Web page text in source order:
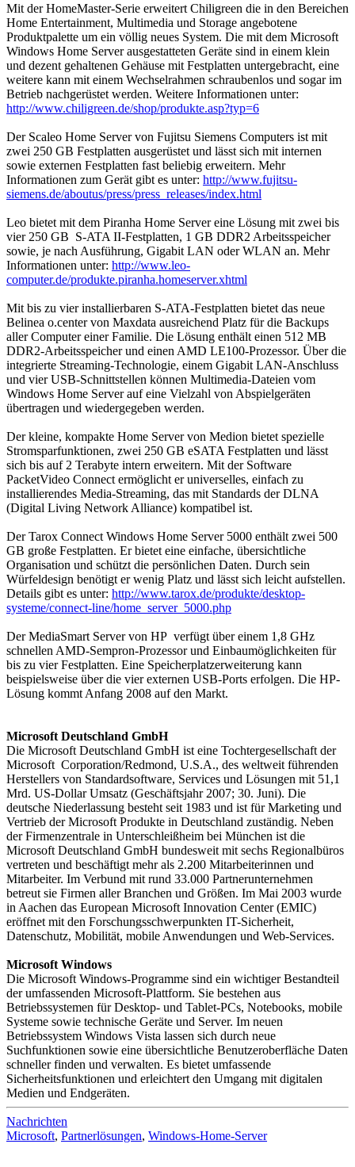
Mit der HomeMaster-Serie erweitert Chiligreen die in den Bereichen
Home Entertainment, Multimedia und Storage angebotene
Produktpalette um ein völlig neues System. Die mit dem Microsoft
Windows Home Server ausgestatteten Geräte sind in einem klein
und dezent gehaltenen Gehäuse mit Festplatten untergebracht, eine
weitere kann mit einem Wechselrahmen schraubenlos und sogar im
Betrieb nachgerüstet werden. Weitere Informationen unter:
http://www.chiligreen.de/shop/produkte.asp?typ=6
Der Scaleo Home Server von Fujitsu Siemens Computers ist mit
zwei 250 GB Festplatten ausgerüstet und lässt sich mit internen
sowie externen Festplatten fast beliebig erweitern. Mehr
Informationen zum Gerät gibt es unter: http://www.fujitsu-
siemens.de/aboutus/press/press_releases/index.html
Leo bietet mit dem Piranha Home Server eine Lösung mit zwei bis
vier 250 GB S-ATA II-Festplatten, 1 GB DDR2 Arbeitsspeicher
sowie, je nach Ausführung, Gigabit LAN oder WLAN an. Mehr
Informationen unter: http://www.leo-
computer.de/produkte.piranha.homeserver.xhtml
Mit bis zu vier installierbaren S-ATA-Festplatten bietet das neue
Belinea o.center von Maxdata ausreichend Platz für die Backups
aller Computer einer Familie. Die Lösung enthält einen 512 MB
DDR2-Arbeitsspeicher und einen AMD LE100-Prozessor. Über die
integrierte Streaming-Technologie, einem Gigabit LAN-Anschluss
und vier USB-Schnittstellen können Multimedia-Dateien vom
Windows Home Server auf eine Vielzahl von Abspielgeräten
übertragen und wiedergegeben werden.
Der kleine, kompakte Home Server von Medion bietet spezielle
Stromsparfunktionen, zwei 250 GB eSATA Festplatten und lässt
sich bis auf 2 Terabyte intern erweitern. Mit der Software
PacketVideo Connect ermöglicht er universelles, einfach zu
installierendes Media-Streaming, das mit Standards der DLNA
(Digital Living Network Alliance) kompatibel ist.
Der Tarox Connect Windows Home Server 5000 enthält zwei 500
GB große Festplatten. Er bietet eine einfache, übersichtliche
Organisation und schützt die persönlichen Daten. Durch sein
Würfeldesign benötigt er wenig Platz und lässt sich leicht aufstellen.
Details gibt es unter: http://www.tarox.de/produkte/desktop-
systeme/connect-line/home_server_5000.php
Der MediaSmart Server von HP verfügt über einem 1,8 GHz
schnellen AMD-Sempron-Prozessor und Einbaumöglichkeiten für
bis zu vier Festplatten. Eine Speicherplatzerweiterung kann
beispielsweise über die vier externen USB-Ports erfolgen. Die HP-
Lösung kommt Anfang 2008 auf den Markt.
Microsoft Deutschland GmbH
Die Microsoft Deutschland GmbH ist eine Tochtergesellschaft der
Microsoft Corporation/Redmond, U.S.A., des weltweit führenden
Herstellers von Standardsoftware, Services und Lösungen mit 51,1
Mrd. US-Dollar Umsatz (Geschäftsjahr 2007; 30. Juni). Die
deutsche Niederlassung besteht seit 1983 und ist für Marketing und
Vertrieb der Microsoft Produkte in Deutschland zuständig. Neben
der Firmenzentrale in Unterschleißheim bei München ist die
Microsoft Deutschland GmbH bundesweit mit sechs Regionalbüros
vertreten und beschäftigt mehr als 2.200 Mitarbeiterinnen und
Mitarbeiter. Im Verbund mit rund 33.000 Partnerunternehmen
betreut sie Firmen aller Branchen und Größen. Im Mai 2003 wurde
in Aachen das European Microsoft Innovation Center (EMIC)
eröffnet mit den Forschungsschwerpunkten IT-Sicherheit,
Datenschutz, Mobilität, mobile Anwendungen und Web-Services.
Microsoft Windows
Die Microsoft Windows-Programme sind ein wichtiger Bestandteil
der umfassenden Microsoft-Plattform. Sie bestehen aus
Betriebssystemen für Desktop- und Tablet-PCs, Notebooks, mobile
Systeme sowie technische Geräte und Server. Im neuen
Betriebssystem Windows Vista lassen sich durch neue
Suchfunktionen sowie eine übersichtliche Benutzeroberfläche Daten
schneller finden und verwalten. Es bietet umfassende
Sicherheitsfunktionen und erleichtert den Umgang mit digitalen
Medien und Endgeräten.
Nachrichten
Microsoft, Partnerlösungen, Windows-Home-Server